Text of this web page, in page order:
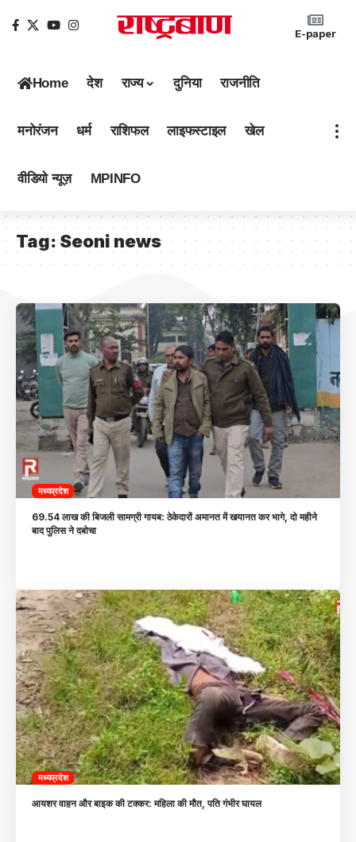
E-paper
Home देश राज्य दुनिया राजनीति
मनोरंजन धर्म राशिफल लाइफस्टाइल खेल
वीडियो न्यूज़ MPINFO
Tag: Seoni news
मध्यप्रदेश
69.54 लाख की बिजली सामग्री गायब: ठेकेदारों अमानत में खयानत कर भागे, दो महीने
बाद पुलिस ने दबोचा
मध्यप्रदेश
आयशर वाहन और बाइक की टक्कर: महिला की मौत, पति गंभीर घायल